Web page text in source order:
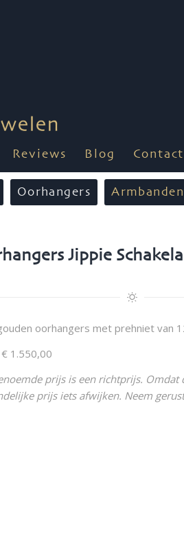
Reviews Blog Contact
Oorhangers Armbanden
Jippie
oorhangers met prehniet van
1.550,00
prijs is een richtprijs.
prijs iets afwijken. Neem